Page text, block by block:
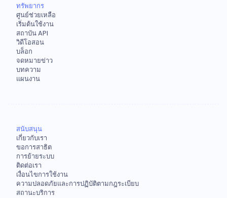
ทรัพยากร
ศูนย์ช่วยเหลือ
เริ่มต้นใช้งาน
สถาบัน API
วิดีโอสอน
บล็อก
จดหมายข่าว
บทความ
แผนงาน
สนับสนุน
เกี่ยวกับเรา
ขอการสาธิต
การย้ายระบบ
ติดต่อเรา
เงื่อนไขการใช้งาน
ความปลอดภัยและการปฏิบัติตามกฎระเบียบ
สถานะบริการ